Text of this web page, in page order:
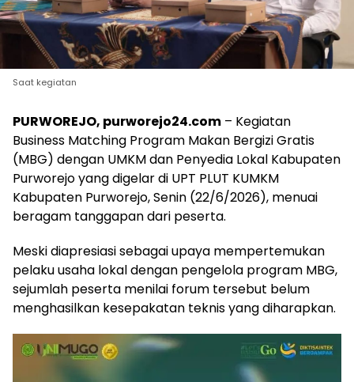
Saat kegiatan
PURWOREJO, purworejo24.com – Kegiatan
Business Matching Program Makan Bergizi Gratis
(MBG) dengan UMKM dan Penyedia Lokal Kabupaten
Purworejo yang digelar di UPT PLUT KUMKM
Kabupaten Purworejo, Senin (22/6/2026), menuai
beragam tanggapan dari peserta.
Meski diapresiasi sebagai upaya mempertemukan
pelaku usaha lokal dengan pengelola program MBG,
sejumlah peserta menilai forum tersebut belum
menghasilkan kesepakatan teknis yang diharapkan.